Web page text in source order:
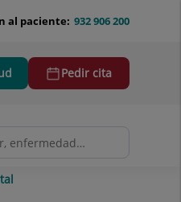
932 906 200
al paciente:
Pedir cita